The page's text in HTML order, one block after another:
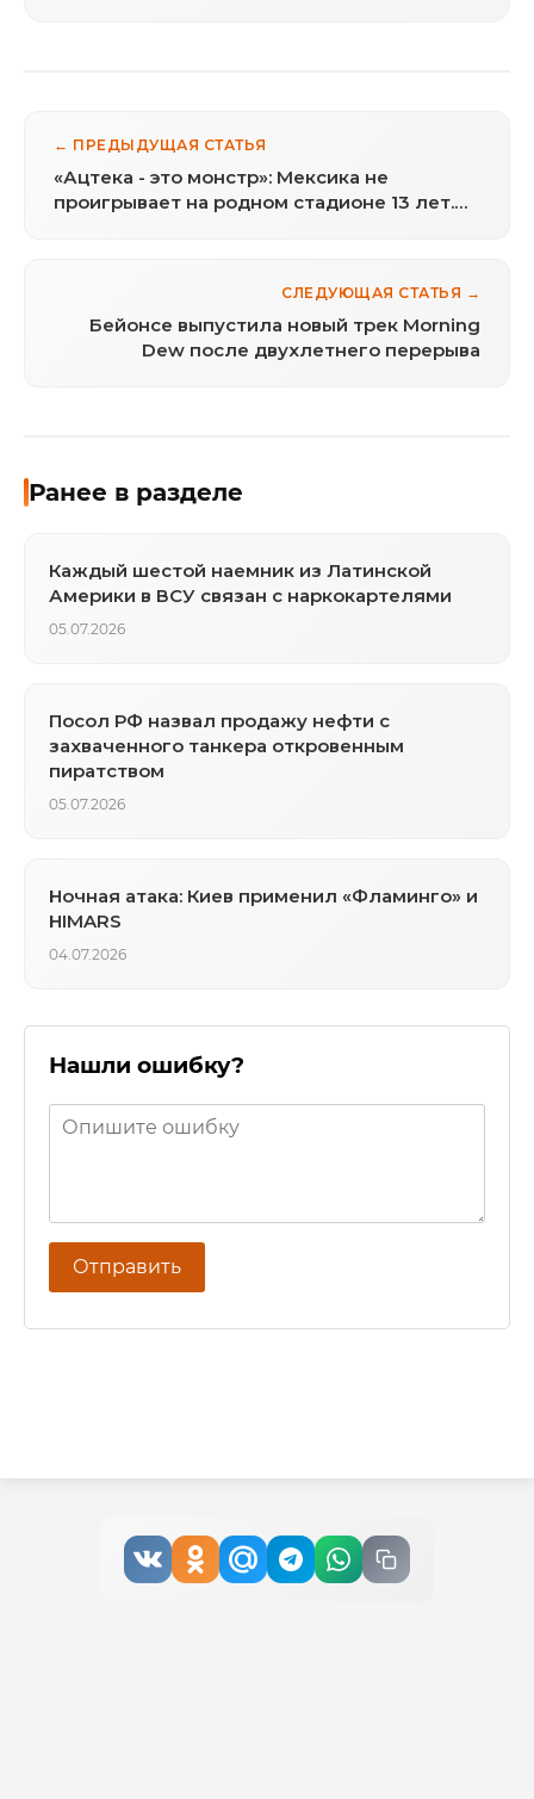
← ПРЕДЫДУЩАЯ СТАТЬЯ
«Ацтека - это монстр»: Мексика не
проигрывает на родном стадионе 13 лет.
СЛЕДУЮЩАЯ СТАТЬЯ →
Бейонсе выпустила новый трек Morning
Dew после двухлетнего перерыва
Ранее в разделе
Каждый шестой наемник из Латинской
Америки в ВСУ связан с наркокартелями
05.07.2026
Посол РФ назвал продажу нефти с
захваченного танкера откровенным
пиратством
05.07.2026
Ночная атака: Киев применил «Фламинго» и
HIMARS
04.07.2026
Нашли ошибку?
Отправить